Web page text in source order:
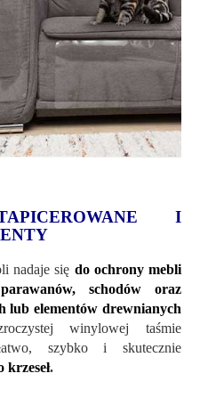
I
nadaje się do ochrony mebli
schodów oraz
lub elementów drewnianych
winylowej taśmie
szybko i skutecznie
krzeseł.